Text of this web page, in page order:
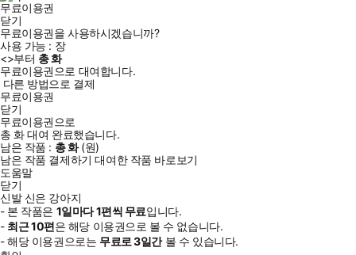
무료이용권
닫기
무료이용권을 사용하시겠습니까?
사용 가능 : 장
<>부터 총화
무료이용권으로 대여합니다.
다른 방법으로 결제
무료이용권
닫기
무료이용권으로
총화대여 완료했습니다.
남은 작품 : 총화(원)
남은 작품 결제하기 대여한 작품 바로보기
도움말
닫기
신발 신은 강아지
- 본 작품은 1일마다1편씩 무료입니다.
- 최근10편은 해당 이용권으로 볼 수 없습니다.
- 해당 이용권으로는 무료로3일간볼 수 있습니다.